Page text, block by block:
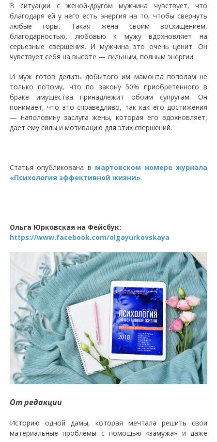
В ситуации с женой-другом мужчина чувствует, что
благодаря ей у него есть энергия на то, чтобы свернуть
любые горы. Такая жена своим восхищением,
благодарностью, любовью к мужу вдохновляет на
серьезные свершения. И мужчина это очень ценит. Он
чувствует себя на высоте — сильным, полным энергии.
И муж готов делить добытого им мамонта пополам не
только потому, что по закону 50% приобретенного в
браке имущества принадлежит обоим супругам. Он
понимает, что это справедливо, так как его достижения
— наполовину заслуга жены, которая его вдохновляет,
дает ему силы и мотивацию для этих свершений.
Статья опубликована в мартовском номере журнала
«Психология эффективной жизни».
Ольга Юрковская на Фейсбук:
https://www.facebook.com/olgayurkovskaya
От редакции
Историю одной дамы, которая мечтала решить свои
материальные проблемы с помощью «замужа» и даже